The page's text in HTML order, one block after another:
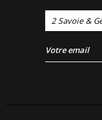
2 Savoie &